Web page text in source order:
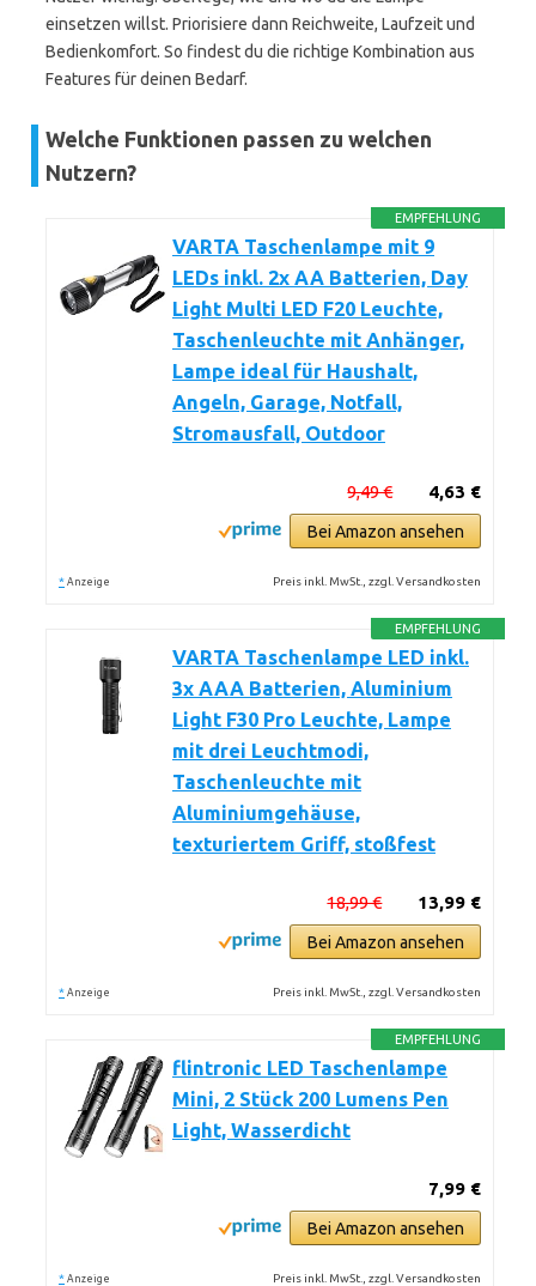
einsetzen willst. Priorisiere dann Reichweite, Laufzeit und
Bedienkomfort. So findest du die richtige Kombination aus
Features für deinen Bedarf.
Welche Funktionen passen zu welchen
Nutzern?
EMPFEHLUNG
VARTA Taschenlampe mit 9
LEDs inkl. 2x AA Batterien, Day
Light Multi LED F20 Leuchte,
Taschenleuchte mit Anhänger,
Lampe ideal für Haushalt,
Angeln, Garage, Notfall,
Stromausfall, Outdoor
4,63 €
9,49 €
Bei Amazon ansehen
* Anzeige Preis inkl. MwSt., zzgl. Versandkosten
EMPFEHLUNG
VARTA Taschenlampe LED inkl.
3x AAA Batterien, Aluminium
Light F30 Pro Leuchte, Lampe
mit drei Leuchtmodi,
Taschenleuchte mit
Aluminiumgehäuse,
texturiertem Griff, stoßfest
13,99 €
18,99 €
Bei Amazon ansehen
* Anzeige Preis inkl. MwSt., zzgl. Versandkosten
EMPFEHLUNG
flintronic LED Taschenlampe
Mini, 2 Stück 200 Lumens Pen
Light, Wasserdicht
7,99 €
Bei Amazon ansehen
* Anzeige Preis inkl. MwSt., zzgl. Versandkosten